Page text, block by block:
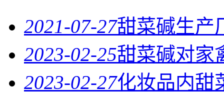
2021-07-27甜菜碱生产
2023-02-25甜菜碱对家
2023-02-27化妆品内甜